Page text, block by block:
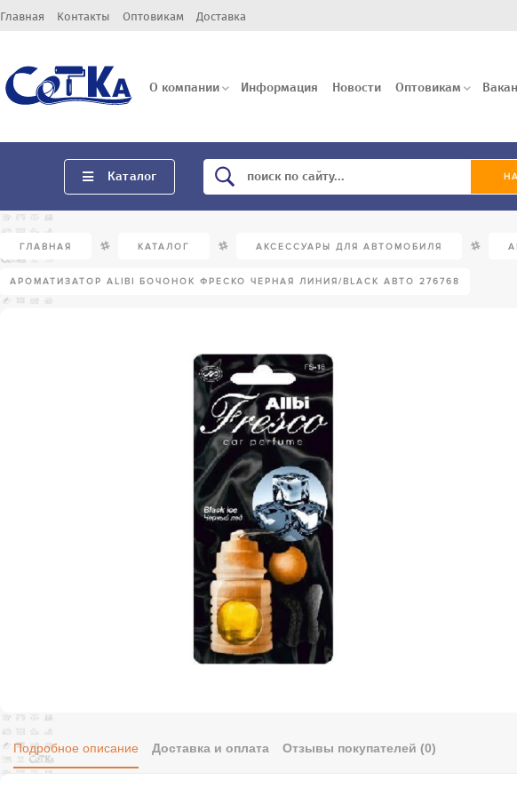
Главная Контакты Оптовикам Доставка
О компании Информация Новости Оптовикам
Каталог
ГЛАВНАЯ / КАТАЛОГ / АКСЕССУАРЫ ДЛЯ АВТОМОБИЛЯ /
АРОМАТИЗАТОР ALIBI БОЧОНОК ФРЕСКО ЧЕРНАЯ ЛИНИЯ/BLACK АВТО 276768
Подробное описание Доставка и оплата Отзывы покупателей (0)